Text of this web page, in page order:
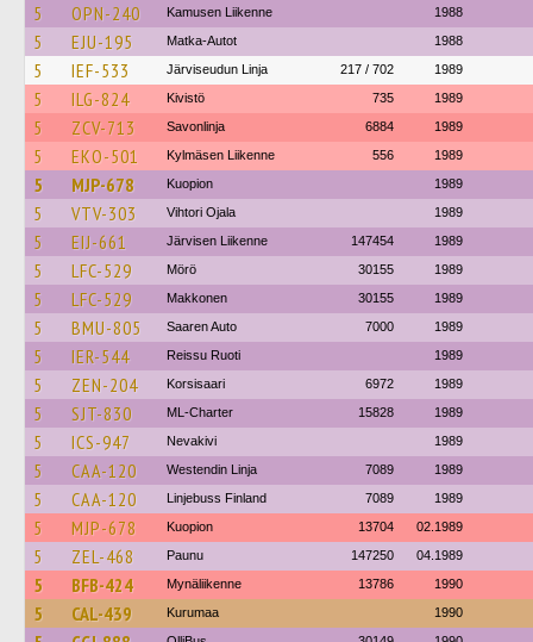
5 OPN-240 Kamusen Liikenne 1988
5 EJU-195 Matka-Autot 1988
5 IEF-533 Järviseudun Linja 217 / 702 1989
5 ILG-824 Kivistö 735 1989
5 ZCV-713 Savonlinja 6884 1989
5 EKO-501 Kylmäsen Liikenne 556 1989
5 MJP-678 Kuopion 1989
5 VTV-303 Vihtori Ojala 1989
5 EIJ-661 Järvisen Liikenne 147454 1989
5 LFC-529 Mörö 30155 1989
5 LFC-529 Makkonen 30155 1989
5 BMU-805 Saaren Auto 7000 1989
5 IER-544 Reissu Ruoti 1989
5 ZEN-204 Korsisaari 6972 1989
5 SJT-830 ML-Charter 15828 1989
5 ICS-947 Nevakivi 1989
5 CAA-120 Westendin Linja 7089 1989
5 CAA-120 Linjebuss Finland 7089 1989
5 MJP-678 Kuopion 13704 02.1989
5 ZEL-468 Paunu 147250 04.1989
5 BFB-424 Mynäliikenne 13786 1990
5 CAL-439 Kurumaa 1990